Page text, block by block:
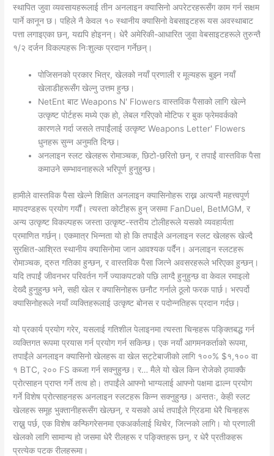
स्थापित जुवा व्यवसायहरूलाई तीन अनलाइन क्यासिनो अपरेटरहरूसँग काम गर्न सक्षम
पार्ने कानून छ। पहिले नै केवल १० स्थानीय क्यासिनो वेबसाइटहरू यस अवस्थाबाट
पत्ता लगाइएका छन्, यद्यपि होइनन्। धेरै अमेरिकी-आधारित जुवा वेबसाइटहरूले तुरुन्तै
१/२ दर्जन विकल्पहरू निःशुल्क प्रदान गर्नेछन्।
पोजिसनको प्रकार भित्र, खेलको नयाँ प्रणाली र मूल्यहरू बुझ्न नयाँ
खेलाडीहरूसँग खेल्नु उत्तम हुन्छ।
NetEnt बाट Weapons N' Flowers वास्तविक पैसाको लागि खेल्ने
उत्कृष्ट पोर्टहरू मध्ये एक हो, लेबल गरिएको मोटिफ र बुक फ्रेमवर्कको
कारणले गर्दा जसले तपाईंलाई उत्कृष्ट Weapons Letter' Flowers
धुनहरू सुन्न अनुमति दिन्छ।
अनलाइन स्लट खेलहरू रोमाञ्चक, छिटो-छरितो छन्, र तपाईं वास्तविक पैसा
कमाउने सम्भावनाहरूले भरिपूर्ण हुनुहुन्छ।
हामीले वास्तविक पैसा खेल्ने शिक्षित अनलाइन क्यासिनोहरू राख्न अत्यन्तै महत्त्वपूर्ण
मापदण्डहरू प्रयोग गर्यौं। त्यस्ता कोटीहरू हुन् जसमा FanDuel, BetMGM, र
अन्य उत्कृष्ट विकल्पहरू जस्ता उत्कृष्ट-स्तरीय टोलीहरूले यसको व्यवहार्यता
प्रमाणित गर्छन्। एकमात्र भिन्नता यो हो कि तपाईंले अनलाइन स्लट खेलहरू खेल्दै
सुरक्षित-आश्रित स्थानीय क्यासिनोमा जान आवश्यक पर्दैन। अनलाइन स्लटहरू
रोमाञ्चक, द्रुत गतिका हुन्छन्, र वास्तविक पैसा जित्ने अवसरहरूले भरिएका हुन्छन्।
यदि तपाईं जीवनभर परिवर्तन गर्ने ज्याकपटको पछि लाग्दै हुनुहुन्छ वा केवल रमाइलो
देख्दै हुनुहुन्छ भने, सही खेल र क्यासिनोहरू छनौट गर्नाले ठूलो फरक पार्छ। भरपर्दो
क्यासिनोहरूले नयाँ व्यक्तिहरूलाई उत्कृष्ट बोनस र पदोन्नतिहरू प्रदान गर्दछ।
यो प्रकार्य प्रयोग गरेर, यसलाई गतिशील पेलाइनमा त्यस्ता चिन्हहरू पङ्क्तिबद्ध गर्न
व्यक्तिगत रूपमा प्रयास गर्न प्रयोग गर्न सकिन्छ। एक नयाँ आगमनकर्ताको रूपमा,
तपाईंले अनलाइन क्यासिनो खेलहरू वा खेल सट्टेबाजीको लागि १००% $१,१०० वा
१ BTC, २०० FS कब्जा गर्न सक्नुहुन्छ। र… मैले यो खेल किन रोजेको ठ्याक्कै
प्रोत्साहन प्राप्त गर्ने तत्व हो। तपाईंले आफ्नो भाग्यलाई आफ्नो पक्षमा ढाल्न प्रयोग
गर्ने विशेष प्रोत्साहनहरू अनलाइन स्लटहरू किन्न सक्नुहुन्छ। अन्ततः, केही स्लट
खेलहरू समूह भुक्तानीहरूसँग खेल्छन्, र यसको अर्थ तपाईंले ग्रिडमा धेरै चिन्हहरू
राख्नु पर्छ, एक विशेष कन्फिगरेसनमा एकअर्कालाई थिचेर, जित्नको लागि। यो प्रणाली
खेलको लागि सामान्य हो जसमा धेरै रीलहरू र पङ्क्तिहरू छन्, र धेरै प्रतीकहरू
प्रत्येक पटक रीलहरूमा।